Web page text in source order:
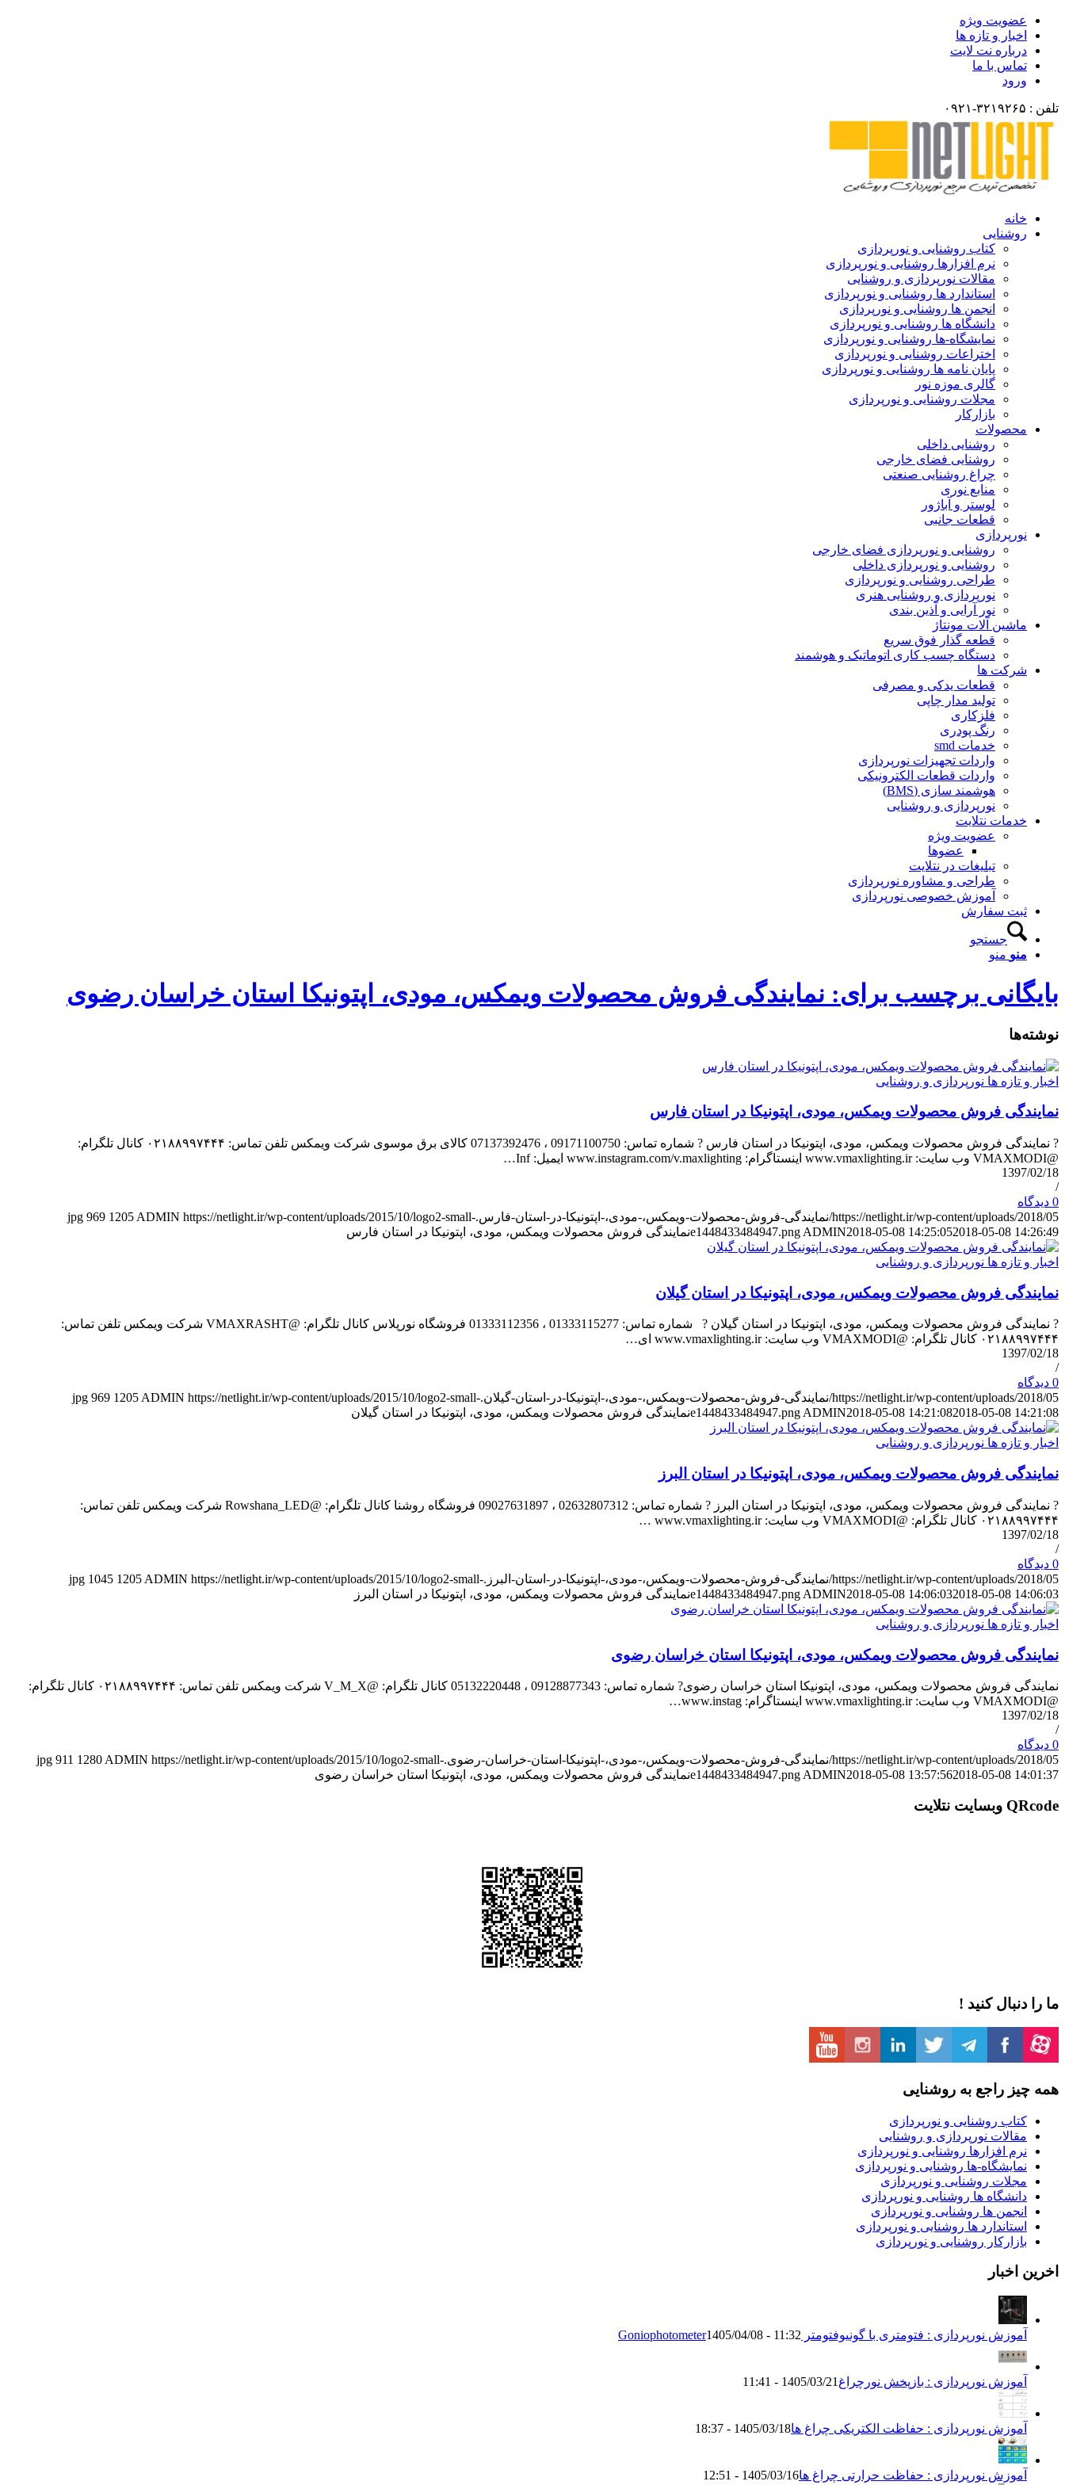
عضویت ویژه
اخبار و تازه ها
درباره نت لایت
تماس با ما
ورود
تلفن : ۳۲۱۹۲۶۵-۰۹۲۱
خانه
روشنایی
کتاب روشنایی و نورپردازی
نرم افزارها روشنایی و نورپردازی
مقالات نورپردازی و روشنایی
استاندارد ها روشنایی و نورپردازی
انجمن ها روشنایی و نورپردازی
دانشگاه ها روشنایی و نورپردازی
نمایشگاه-ها روشنایی و نورپردازی
اختراعات روشنایی و نورپردازی
پایان نامه ها روشنایی و نورپردازی
گالری موزه نور
مجلات روشنایی و نورپردازی
بازارکار
محصولات
روشنایی داخلی
روشنایی فضای خارجی
چراغ روشنایی صنعتی
منابع نوری
لوستر و آباژور
قطعات جانبی
نورپردازی
روشنایی و نورپردازی فضای خارجی
روشنایی و نورپردازی داخلی
طراحی روشنایی و نورپردازی
نورپردازی و روشنایی هنری
نور آرایی و آذین بندی
ماشین آلات مونتاژ
قطعه گذار فوق سریع
دستگاه چسب کاری اتوماتیک و هوشمند
شرکت ها
قطعات یدکی و مصرفی
تولید مدار چاپی
فلزکاری
رنگ پودری
خدمات smd
واردات تجهیزات نورپردازی
واردات قطعات الکترونیکی
هوشمند سازی (BMS)
نورپردازی و روشنایی
خدمات نتلایت
عضویت ویژه
عضوها
تبلیغات در نتلایت
طراحی و مشاوره نورپردازی
آموزش خصوصی نورپردازی
ثبت سفارش
جستجو
منو منو
بایگانی برچسب برای: نمایندگی فروش محصولات ویمکس، مودی، اپتونیکا استان خراسان رضوی
نوشته‌ها
اخبار و تازه ها نورپردازی و روشنایی
نمایندگی فروش محصولات ویمکس، مودی، اپتونیکا در استان فارس
? نمایندگی فروش محصولات ویمکس، مودی، اپتونیکا در استان فارس ? شماره تماس: 09171100750 ، 07137392476 کالای برق موسوی شرکت ویمکس تلفن تماس: ۰۲۱۸۸۹۹۷۴۴۴ کانال تلگرام:
@VMAXMODI وب سایت: www.vmaxlighting.ir اینستاگرام: www.instagram.com/v.maxlighting ایمیل: Inf…
1397/02/18
/
0 دیدگاه
https://netlight.ir/wp-content/uploads/2018/05/نمایندگی-فروش-محصولات-ویمکس،-مودی،-اپتونیکا-در-استان-فارس.jpg
969 1205 ADMIN https://netlight.ir/wp-content/uploads/2015/10/logo2-small-
e1448433484947.png ADMIN2018-05-08 14:25:052018-05-08 14:26:49 نمایندگی فروش محصولات ویمکس، مودی، اپتونیکا در استان فارس
اخبار و تازه ها نورپردازی و روشنایی
نمایندگی فروش محصولات ویمکس، مودی، اپتونیکا در استان گیلان
? نمایندگی فروش محصولات ویمکس، مودی، اپتونیکا در استان گیلان ? شماره تماس: 01333115277 ، 01333112356 فروشگاه نورپلاس کانال تلگرام: @VMAXRASHT شرکت ویمکس تلفن تماس:
۰۲۱۸۸۹۹۷۴۴۴ کانال تلگرام: @VMAXMODI وب سایت: www.vmaxlighting.ir ای…
1397/02/18
/
0 دیدگاه
https://netlight.ir/wp-content/uploads/2018/05/نمایندگی-فروش-محصولات-ویمکس،-مودی،-اپتونیکا-در-استان-گیلان.jpg
969 1205ADMIN https://netlight.ir/wp-content/uploads/2015/10/logo2-small-
e1448433484947.pngADMIN2018-05-08 14:21:082018-05-08 14:21:08 نمایندگی فروش محصولات ویمکس، مودی، اپتونیکا در استان گیلان
اخبار و تازه ها نورپردازی و روشنایی
نمایندگی فروش محصولات ویمکس، مودی، اپتونیکا در استان البرز
? نمایندگی فروش محصولات ویمکس، مودی، اپتونیکا در استان البرز ? شماره تماس: 02632807312 ، 09027631897 فروشگاه روشنا کانال تلگرام: @Rowshana_LED شرکت ویمکس تلفن تماس:
۰۲۱۸۸۹۹۷۴۴۴ کانال تلگرام: @VMAXMODI وب سایت: www.vmaxlighting.ir …
1397/02/18
/
0 دیدگاه
https://netlight.ir/wp-content/uploads/2018/05/نمایندگی-فروش-محصولات-ویمکس،-مودی،-اپتونیکا-در-استان-البرز.jpg
1045 1205 ADMIN https://netlight.ir/wp-content/uploads/2015/10/logo2-small-
e1448433484947.png ADMIN2018-05-08 14:06:032018-05-08 14:06:03 نمایندگی فروش محصولات ویمکس، مودی، اپتونیکا در استان البرز
اخبار و تازه ها نورپردازی و روشنایی
نمایندگی فروش محصولات ویمکس، مودی، اپتونیکا استان خراسان رضوی
نمایندگی فروش محصولات ویمکس، مودی، اپتونیکا استان خراسان رضوی? شماره تماس: 09128877343 ، 05132220448 کانال تلگرام: @V_M_X شرکت ویمکس تلفن تماس: ۰۲۱۸۸۹۹۷۴۴۴ کانال تلگرام:
@VMAXMODI وب سایت: www.vmaxlighting.ir اینستاگرام: www.instag…
1397/02/18
/
0 دیدگاه
https://netlight.ir/wp-content/uploads/2018/05/نمایندگی-فروش-محصولات-ویمکس،-مودی،-اپتونیکا-استان-خراسان-رضوی.jpg
911 1280 ADMIN https://netlight.ir/wp-content/uploads/2015/10/logo2-small-
e1448433484947.png ADMIN2018-05-08 13:57:562018-05-08 14:01:37 نمایندگی فروش محصولات ویمکس، مودی، اپتونیکا استان خراسان رضوی
QRcode وبسایت نتلایت
ما را دنبال کنید !
همه چیز راجع به روشنایی
کتاب روشنایی و نورپردازی
مقالات نورپردازی و روشنایی
نرم افزارها روشنایی و نورپردازی
نمایشگاه-ها روشنایی و نورپردازی
مجلات روشنایی و نورپردازی
دانشگاه ها روشنایی و نورپردازی
انجمن ها روشنایی و نورپردازی
استاندارد ها روشنایی و نورپردازی
بازارکار روشنایی و نورپردازی
اخرین اخبار
آموزش نورپردازی : فتومتری با گونیوفتومتر Goniophotometer 1405/04/08 - 11:32
آموزش نورپردازی : بازپخش نورچراغ 1405/03/21 - 11:41
آموزش نورپردازی : حفاظت الکتریکی چراغ ها1405/03/18 - 18:37
آموزش نورپردازی : حفاظت حرارتی چراغ ها1405/03/16 - 12:51